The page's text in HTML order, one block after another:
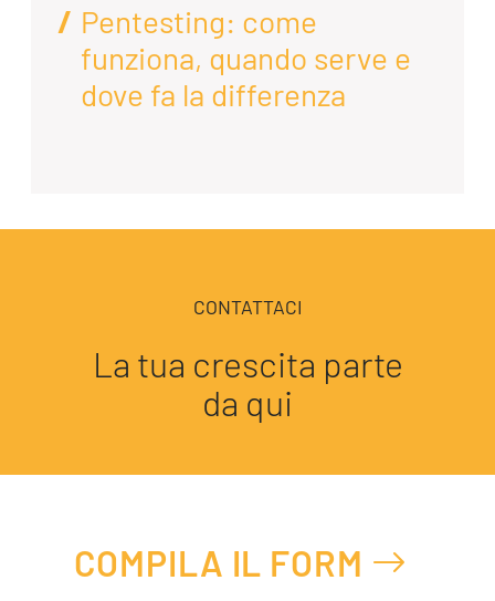
Pentesting: come
funziona, quando serve e
dove fa la differenza
CONTATTACI
La tua crescita parte
da qui
COMPILA IL FORM